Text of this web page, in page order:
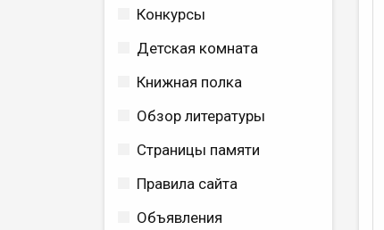
Конкурсы
Детская комната
Книжная полка
Обзор литературы
Страницы памяти
Правила сайта
Объявления